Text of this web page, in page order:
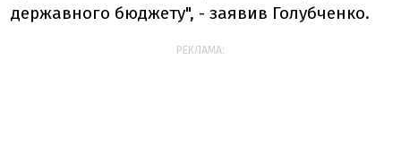
державного бюджету", - заявив Голубченко.
РЕКЛАМА: